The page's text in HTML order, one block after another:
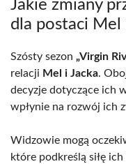
Jakie zmiany
dla postaci Mel
Szósty sezon „Virgin
relacji Mel i Jacka.
decyzje dotyczące ich
wpłynie na rozwój ich
Widzowie mogą
które podkreślą siłę